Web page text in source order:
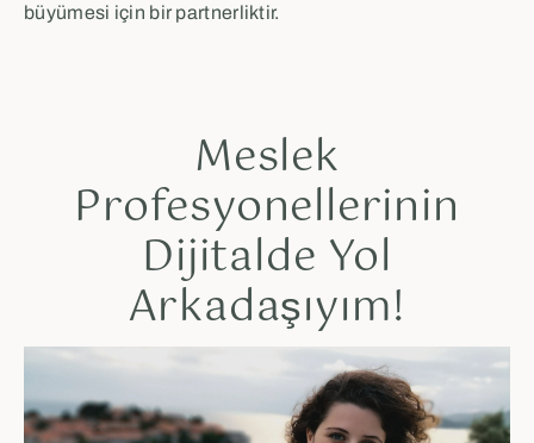
büyümesi için bir partnerliktir.
Meslek
Profesyonellerinin
Dijitalde Yol
Arkadaşıyım!